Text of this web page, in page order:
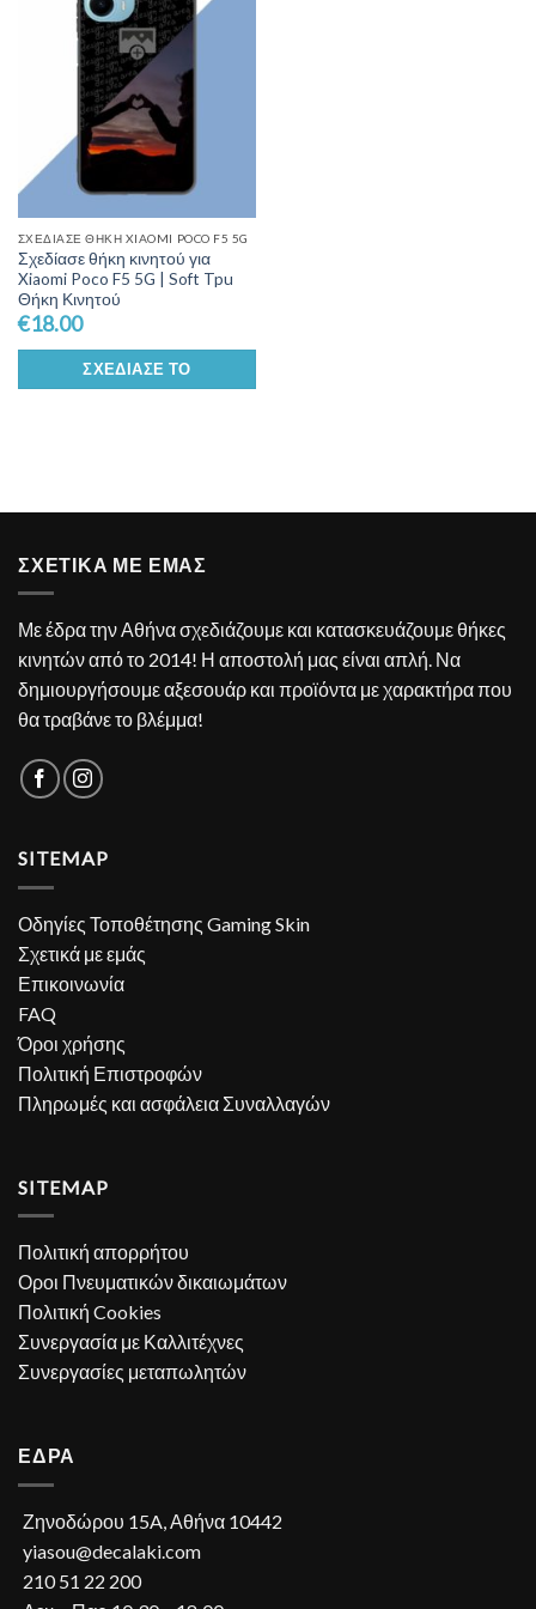
Wishlist
ΣΧΕΔΊΑΣΕ ΘΉΚΗ XIAOMI POCO F5 5G
Σχεδίασε θήκη κινητού για
Xiaomi Poco F5 5G | Soft Tpu
Θήκη Κινητού
€18.00
ΣΧΕΔΊΑΣΕ ΤΟ
ΣΧΕΤΙΚΑ ΜΕ ΕΜΑΣ
Με έδρα την Αθήνα σχεδιάζουμε και κατασκευάζουμε θήκες
κινητών από το 2014! Η αποστολή μας είναι απλή. Να
δημιουργήσουμε αξεσουάρ και προϊόντα με χαρακτήρα που
θα τραβάνε το βλέμμα!
SITEMAP
Οδηγίες Τοποθέτησης Gaming Skin
Σχετικά με εμάς
Επικοινωνία
FAQ
Όροι χρήσης
Πολιτική Επιστροφών
Πληρωμές και ασφάλεια Συναλλαγών
SITEMAP
Πολιτική απορρήτου
Οροι Πνευματικών δικαιωμάτων
Πολιτική Cookies
Συνεργασία με Καλλιτέχνες
Συνεργασίες μεταπωλητών
ΕΔΡΑ
Ζηνοδώρου 15A, Αθήνα 10442
yiasou@decalaki.com
210 51 22 200